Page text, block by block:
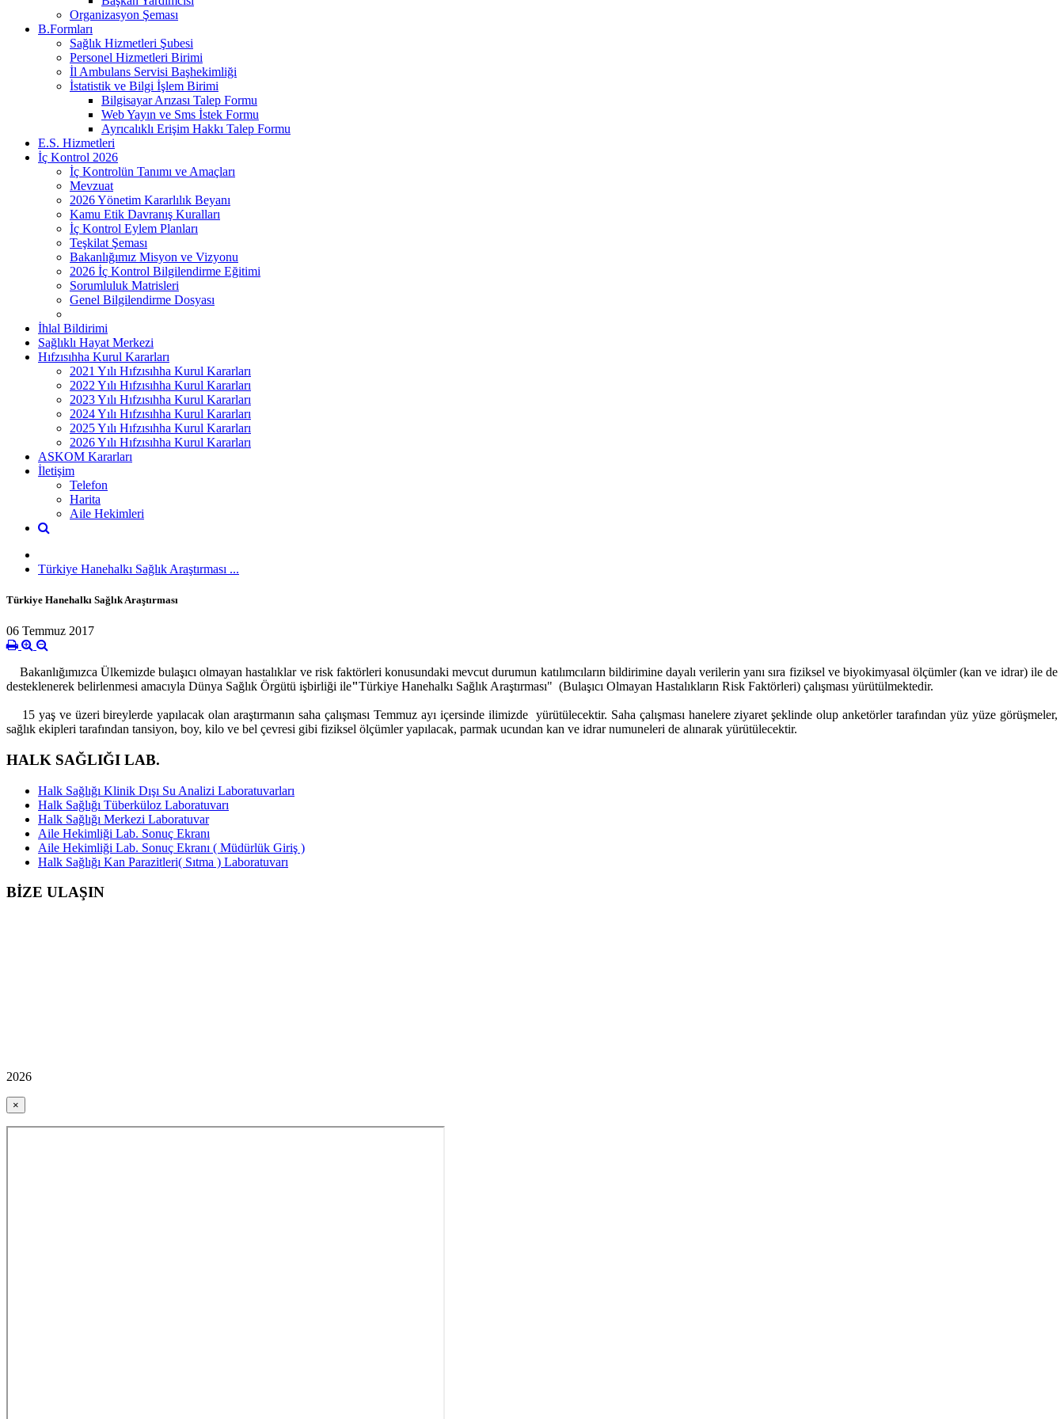
Organizasyon Şeması
B.Formları
Sağlık Hizmetleri Şubesi
Personel Hizmetleri Birimi
İl Ambulans Servisi Başhekimliği
İstatistik ve Bilgi İşlem Birimi
Bilgisayar Arızası Talep Formu
Web Yayın ve Sms İstek Formu
Ayrıcalıklı Erişim Hakkı Talep Formu
E.S. Hizmetleri
İç Kontrol 2026
İç Kontrolün Tanımı ve Amaçları
Mevzuat
2026 Yönetim Kararlılık Beyanı
Kamu Etik Davranış Kuralları
İç Kontrol Eylem Planları
Teşkilat Şeması
Bakanlığımız Misyon ve Vizyonu
2026 İç Kontrol Bilgilendirme Eğitimi
Sorumluluk Matrisleri
Genel Bilgilendirme Dosyası
İhlal Bildirimi
Sağlıklı Hayat Merkezi
Hıfzısıhha Kurul Kararları
2021 Yılı Hıfzısıhha Kurul Kararları
2022 Yılı Hıfzısıhha Kurul Kararları
2023 Yılı Hıfzısıhha Kurul Kararları
2024 Yılı Hıfzısıhha Kurul Kararları
2025 Yılı Hıfzısıhha Kurul Kararları
2026 Yılı Hıfzısıhha Kurul Kararları
ASKOM Kararları
İletişim
Telefon
Harita
Aile Hekimleri
Türkiye Hanehalkı Sağlık Araştırması ...
Türkiye Hanehalkı Sağlık Araştırması
06 Temmuz 2017
Bakanlığımızca Ülkemizde bulaşıcı olmayan hastalıklar ve risk faktörleri konusundaki mevcut durumun katılımcıların bildirimine dayalı verilerin yanı sıra fiziksel ve biyokimyasal ölçümler (kan ve idrar) ile de
desteklenerek belirlenmesi amacıyla Dünya Sağlık Örgütü işbirliği ile"Türkiye Hanehalkı Sağlık Araştırması" (Bulaşıcı Olmayan Hastalıkların Risk Faktörleri) çalışması yürütülmektedir.
15 yaş ve üzeri bireylerde yapılacak olan araştırmanın saha çalışması Temmuz ayı içersinde ilimizde yürütülecektir. Saha çalışması hanelere ziyaret şeklinde olup anketörler tarafından yüz yüze görüşmeler,
sağlık ekipleri tarafından tansiyon, boy, kilo ve bel çevresi gibi fiziksel ölçümler yapılacak, parmak ucundan kan ve idrar numuneleri de alınarak yürütülecektir.
HALK SAĞLIĞI LAB.
Halk Sağlığı Klinik Dışı Su Analizi Laboratuvarları
Halk Sağlığı Tüberküloz Laboratuvarı
Halk Sağlığı Merkezi Laboratuvar
Aile Hekimliği Lab. Sonuç Ekranı
Aile Hekimliği Lab. Sonuç Ekranı ( Müdürlük Giriş )
Halk Sağlığı Kan Parazitleri( Sıtma ) Laboratuvarı
BİZE ULAŞIN
2026
×